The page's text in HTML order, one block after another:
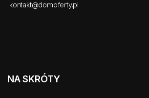
kontakt@domoferty.pl
NA SKRÓTY